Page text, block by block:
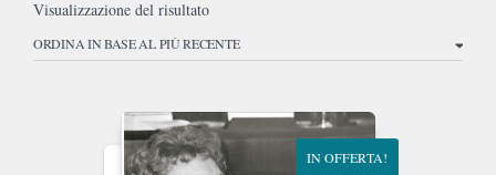
Visualizzazione del risultato
IN OFFERTA!